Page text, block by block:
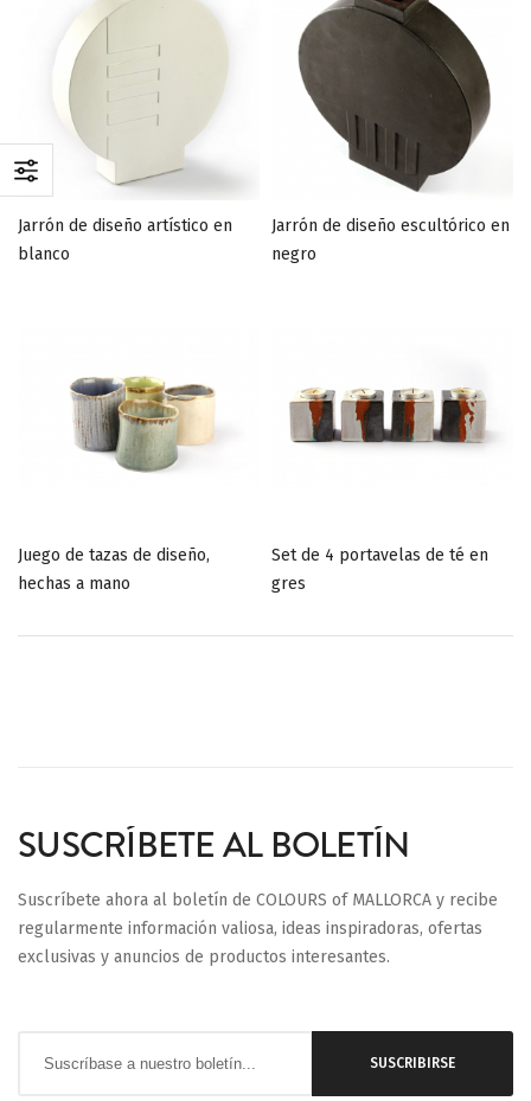
Jarrón de diseño artístico en
blanco
Jarrón de diseño escultórico en
negro
Juego de tazas de diseño,
hechas a mano
Set de 4 portavelas de té en
gres
SUSCRÍBETE AL BOLETÍN
Suscríbete ahora al boletín de COLOURS of MALLORCA y recibe
regularmente información valiosa, ideas inspiradoras, ofertas
exclusivas y anuncios de productos interesantes.
SUSCRIBIRSE